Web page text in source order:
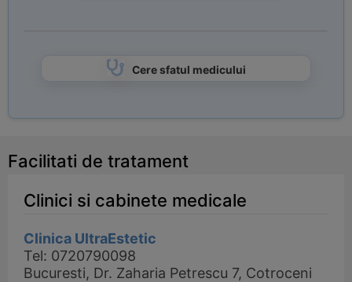
Cere sfatul medicului
Facilitati de tratament
Clinici si cabinete medicale
Clinica UltraEstetic
Tel: 0720790098
Bucuresti, Dr. Zaharia Petrescu 7, Cotroceni